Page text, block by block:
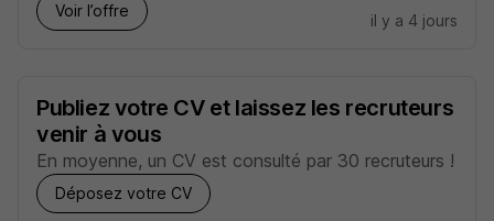
Voir l’offre
il y a 4 jours
Publiez votre CV et laissez les recruteurs
venir à vous
En moyenne, un CV est consulté par 30 recruteurs !
Déposez votre CV